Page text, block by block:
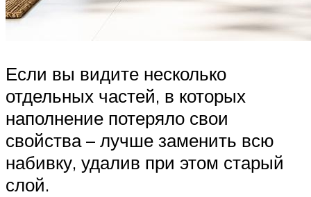
Если вы видите несколько
отдельных частей, в которых
наполнение потеряло свои
свойства – лучше заменить всю
набивку, удалив при этом старый
слой.